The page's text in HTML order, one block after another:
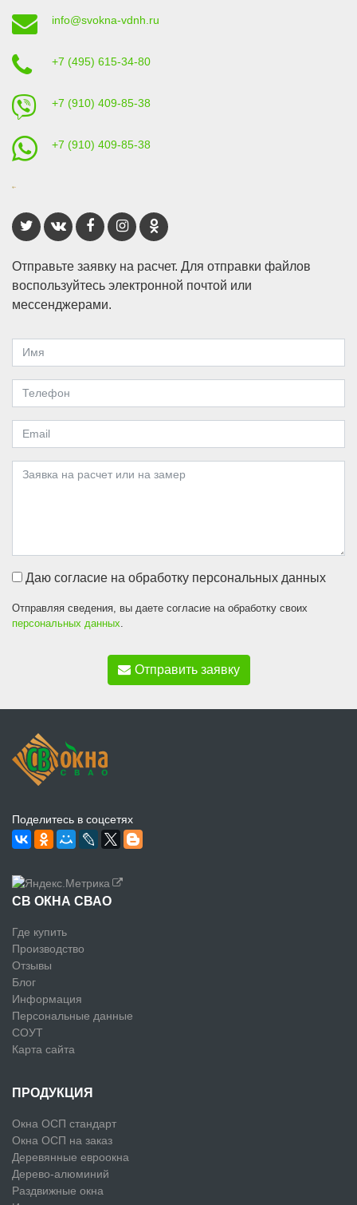
info@svokna-vdnh.ru
+7 (495) 615-34-80
+7 (910) 409-85-38
+7 (910) 409-85-38
Отправьте заявку на расчет. Для отправки файлов
воспользуйтесь электронной почтой или
мессенджерами.
Даю согласие на обработку персональных данных
Отправляя сведения, вы даете согласие на обработку своих
персональных данных
Отправить заявку
Поделитесь в соцсетях
СВ ОКНА СВАО
Где купить
Производство
Отзывы
Блог
Информация
Персональные данные
СОУТ
Карта сайта
ПРОДУКЦИЯ
Окна ОСП стандарт
Окна ОСП на заказ
Деревянные евроокна
Дерево-алюминий
Раздвижные окна